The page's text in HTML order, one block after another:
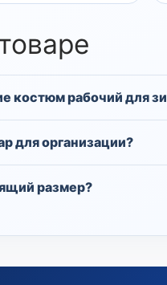
костюм рабочий для
для организации?
размер?